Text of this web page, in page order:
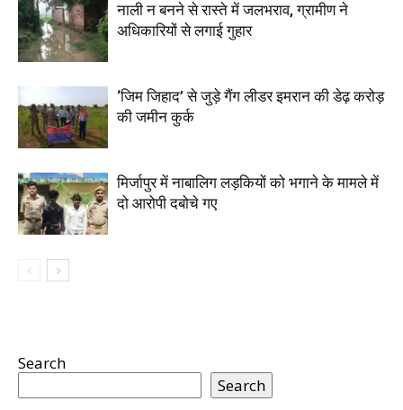
नाली न बनने से रास्ते में जलभराव, ग्रामीण ने
अधिकारियों से लगाई गुहार
‘जिम जिहाद’ से जुड़े गैंग लीडर इमरान की डेढ़ करोड़
की जमीन कुर्क
मिर्जापुर में नाबालिग लड़कियों को भगाने के मामले में
दो आरोपी दबोचे गए
Search
Search